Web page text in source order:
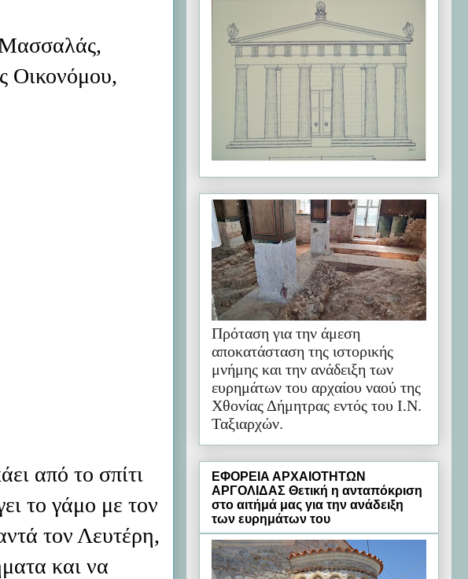
Μασσαλάς,
Οικονόμου,
από το σπίτι
το γάμο με τον
τον Λευτέρη,
και να
Πρόταση για την άμεση
αποκατάσταση της ιστορικής
μνήμης και την ανάδειξη των
ευρημάτων του αρχαίου ναού της
Χθονίας Δήμητρας εντός του Ι.Ν.
Ταξιαρχών.
ΕΦΟΡΕΙΑ ΑΡΧΑΙΟΤΗΤΩΝ
ΑΡΓΟΛΙΔΑΣ Θετική η ανταπόκριση
στο αιτήμά μας για την ανάδειξη
των ευρημάτων του